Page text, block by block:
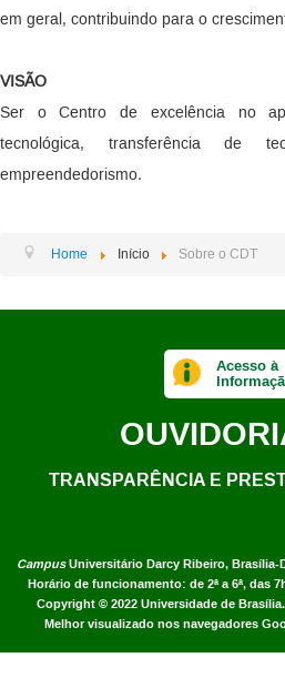
em geral, contribuindo para o
VISÃO
Ser o Centro de excelência no
tecnológica, transferência de
empreendedorismo.
Home Início Sobre o CDT
CampusUniversitário Darcy Ribeiro, Brasília-
Horário de funcionamento: de 2ª a 6ª, das
Copyright © 2022 Universidade de Brasília.
Melhor visualizado nos navegadores
Acesso à
TRANSPARÊNCIA E